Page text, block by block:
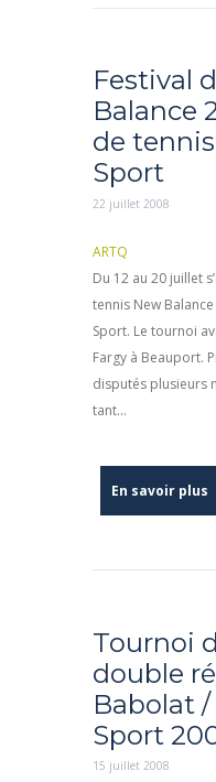
Festival
Balance
de
Sport
22 juillet 2008
ARTQ
Du 12 au 20 juillet
tennis New
Sport. Le tournoi
Fargy à Beauport.
disputés plusieurs
tant...
En savoir plus
Tournoi
double
Babolat
Sport
15 juillet 2008